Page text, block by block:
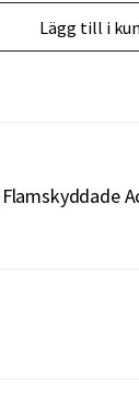
Lägg till i
Flamskyddade